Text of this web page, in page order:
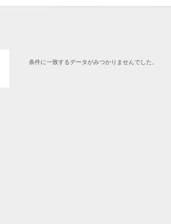
条件に一致するデータがみつかりませんでした。